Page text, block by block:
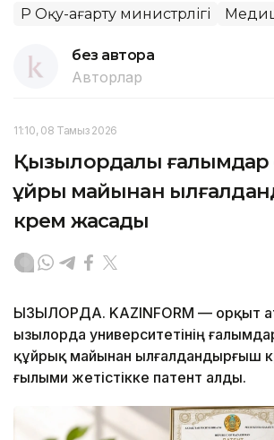
ҚР Оқу-ағарту министрлігі
без автора
Авторлар
11:10, 08 Тамыз 2026
Қызылордалық ғалымдар
құйрық майынан
крем жасады
ҚЫЗЫЛОРДА. KAZINFORM — Қорқыт
Қызылорда университетінің
құйрық майынан ылғалдандырғыш
ғылыми жетістікке патент алды.